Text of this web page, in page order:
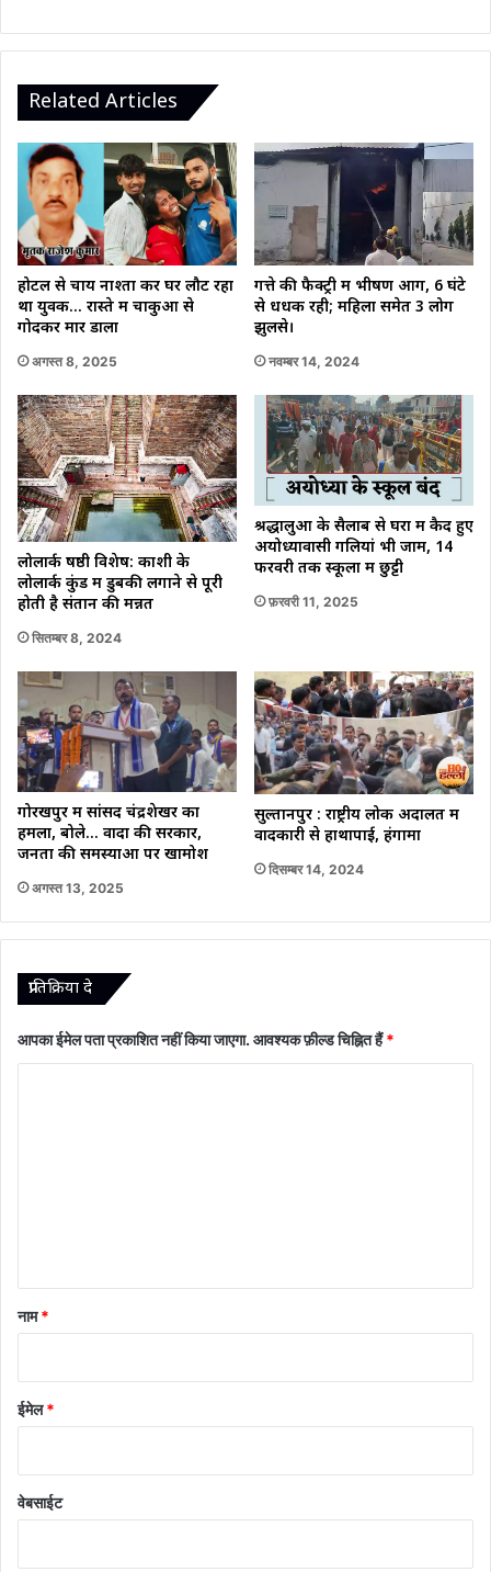
से
खुश
मंगाई
100
किलो
जलेबी
Related Articles
होटल से चाय नाश्ता कर घर लौट रहा
था युवक… रास्ते में चाकुओं से
गोदकर मार डाला
अगस्त 8, 2025
गत्ते की फैक्ट्री में भीषण आग, 6 घंटे
से धधक रही; महिला समेत 3 लोग
झुलसे।
नवम्बर 14, 2024
लोलार्क षष्ठी विशेष: काशी के
लोलार्क कुंड में डुबकी लगाने से पूरी
होती है संतान की मन्नत
सितम्बर 8, 2024
श्रद्धालुओं के सैलाब से घरों में कैद हुए
अयोध्यावासी गलियां भी जाम, 14
फरवरी तक स्कूलों में छुट्टी
फ़रवरी 11, 2025
गोरखपुर में सांसद चंद्रशेखर का
हमला, बोले… वादों की सरकार,
जनता की समस्याओं पर खामोश
अगस्त 13, 2025
सुल्तानपुर : राष्ट्रीय लोक अदालत में
वादकारी से हाथापाई, हंगामा
दिसम्बर 14, 2024
प्रातिक्रिया दे
आपका ईमेल पता प्रकाशित नहीं किया जाएगा. आवश्यक फ़ील्ड चिह्नित हैं*
नाम*
ईमेल*
वेबसाईट